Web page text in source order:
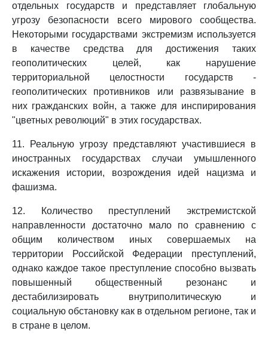
отдельных государств и представляет глобальную
угрозу безопасности всего мирового сообщества.
Некоторыми государствами экстремизм используется
в качестве средства для достижения таких
геополитических целей, как нарушение
территориальной целостности государств -
геополитических противников или развязывание в
них гражданских войн, а также для инспирирования
"цветных революций" в этих государствах.
11. Реальную угрозу представляют участившиеся в
иностранных государствах случаи умышленного
искажения истории, возрождения идей нацизма и
фашизма.
12. Количество преступлений экстремистской
направленности достаточно мало по сравнению с
общим количеством иных совершаемых на
территории Российской Федерации преступлений,
однако каждое такое преступление способно вызвать
повышенный общественный резонанс и
дестабилизировать внутриполитическую и
социальную обстановку как в отдельном регионе, так и
в стране в целом.